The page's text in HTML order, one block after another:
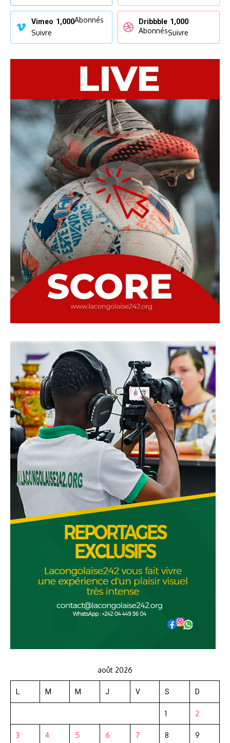
Vimeo 1,000Abonnés
Suivre
Dribbble 1,000
AbonnésSuivre
août 2026
L M M J V S D
1 2
3 4 5 6 7 8 9